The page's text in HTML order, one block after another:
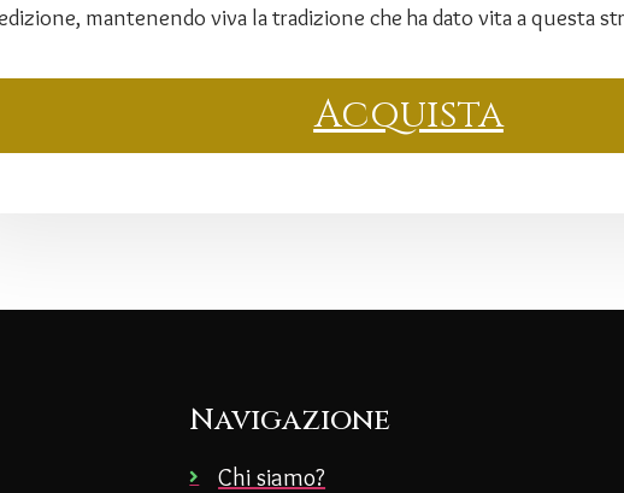
mantenendo viva la tradizione che ha dato vita a questa
Acquista
Navigazione
Chi siamo?